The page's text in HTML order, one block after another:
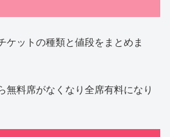
ケットの種類と値段をまとめま
無料席がなくなり全席有料になり